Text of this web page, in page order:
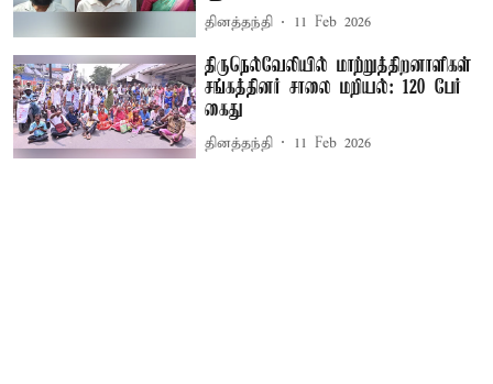
தினத்தந்தி 11 Feb 2026
திருநெல்வேலியில் மாற்றுத்திறனாளிகள்
சங்கத்தினர் சாலை மறியல்: 120 பேர்
கைது
தினத்தந்தி 11 Feb 2026